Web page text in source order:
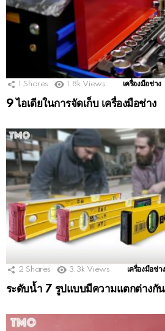
1 Shares 1.8k Views เครื่องมือช่าง
9 ไอเดียในการจัดเก็บ เครื่องมือช่าง
2 Shares 3.3k Views เครื่องมือช่าง
ระดับน้ำ 7 รูปแบบมีความแตกต่างกัน